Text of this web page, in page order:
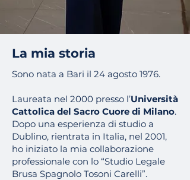
La mia storia
Sono nata a Bari il 24 agosto 1976.
Laureata nel 2000 presso l’Università
Cattolica del Sacro Cuore di Milano.
Dopo una esperienza di studio a
Dublino, rientrata in Italia, nel 2001,
ho iniziato la mia collaborazione
professionale con lo “Studio Legale
Brusa Spagnolo Tosoni Carelli”.